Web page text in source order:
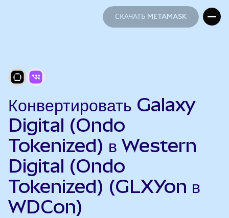
СКАЧАТЬ METAMASK
Конвертировать Galaxy
Digital (Ondo
Tokenized) в Western
Digital (Ondo
Tokenized) (GLXYon в
WDCon)